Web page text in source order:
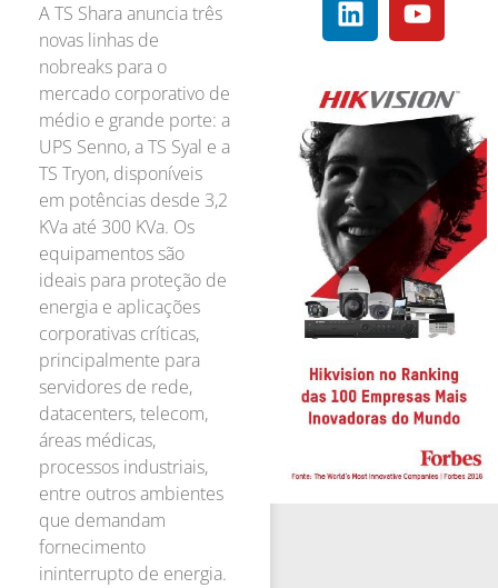
A TS Shara anuncia três
novas linhas de
nobreaks para o
mercado corporativo de
médio e grande porte: a
UPS Senno, a TS Syal e a
TS Tryon, disponíveis
em potências desde 3,2
KVa até 300 KVa. Os
equipamentos são
ideais para proteção de
energia e aplicações
corporativas críticas,
principalmente para
servidores de rede,
datacenters, telecom,
áreas médicas,
processos industriais,
entre outros ambientes
que demandam
fornecimento
ininterrupto de energia.